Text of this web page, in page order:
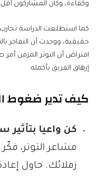
وكفاءة، وكان المشاركون أقل
حقيقية، ووجدت أن التفاخر
افتراض أن التوتر المزمن
إرهاق الفريق بأكمله.
كيف تدير ضغوط
كن واعيا بتأثير
مشاعر التوتر،
زملائك. حاول